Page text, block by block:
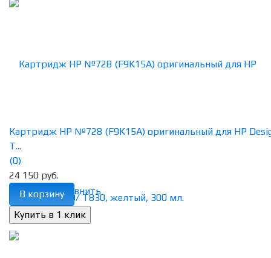
избранное сравнить
Картридж HP №728 (F9K15A) оригинальный для HP
T...
(0)
24 150 руб.
В корзину